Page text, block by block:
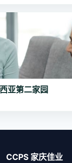
亚第二家园
CCPS 家庆佳业